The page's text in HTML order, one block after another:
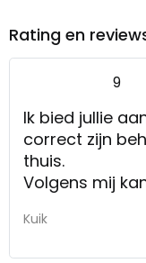
Rating en
9
Ik bied jullie
correct zijn
thuis.
Volgens mij
Kuik